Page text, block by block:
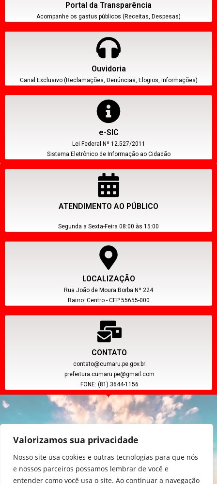
Valorizamos sua privacidade
Nosso site usa cookies e outras tecnologias para que nós
e nossos parceiros possamos lembrar de você e
entender como você usa o site. Ao continuar a navegação
Portal da Transparência
Acompanhe os gastus públicos (Receitas, Despesas)
Ouvidoria
Canal Exclusivo (Reclamações, Denúncias, Elogios, Informações)
e-SIC
Lei Federal Nº 12.527/2011
Sistema Eletrônico de Informação ao Cidadão
ATENDIMENTO AO PÚBLICO
Segunda a Sexta-Feira 08:00 às 15:00
LOCALIZAÇÃO
Rua João de Moura Borba Nº 224
Bairro: Centro - CEP 55655-000
CONTATO
contato@cumaru.pe.gov.br
prefeitura.cumaru.pe@gmail.com
FONE: (81) 3644-1156
CNPJ: 11.097.391/0001-20